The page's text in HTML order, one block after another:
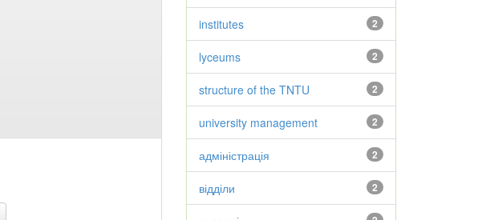
2
institutes
2
lyceums
2
structure of the TNTU
2
university management
2
адміністрація
2
відділи